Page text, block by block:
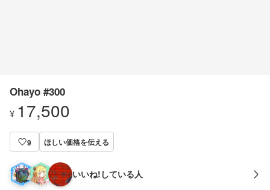
Ohayo #300
¥ 17,500
9 ほしい価格を伝える
いいね!している人